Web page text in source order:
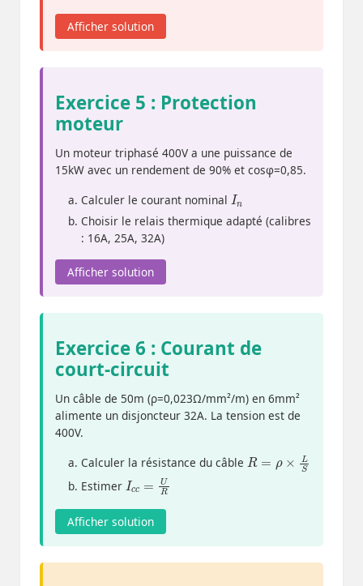
Afficher solution
Exercice 5 : Protection
moteur
Un moteur triphasé 400V a une puissance de
15kW avec un rendement de 90% et cosφ=0,85.
Calculer le courant nominal
In
Choisir le relais thermique adapté (calibres
: 16A, 25A, 32A)
Afficher solution
Exercice 6 : Courant de
court-circuit
Un câble de 50m (ρ=0,023Ω/mm²/m) en 6mm²
alimente un disjoncteur 32A. La tension est de
400V.
Calculer la résistance du câble
R=
Estimer
Ic R
Afficher solution